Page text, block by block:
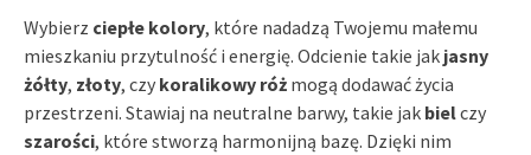
Wybierz ciepłe kolory, które nadadzą Twojemu małemu
mieszkaniu przytulność i energię. Odcienie takie jak jasny
żółty, złoty, czy koralikowy róż mogą dodawać życia
przestrzeni. Stawiaj na neutralne barwy, takie jak bielczy
szarości, które stworzą harmonijną bazę. Dzięki nim